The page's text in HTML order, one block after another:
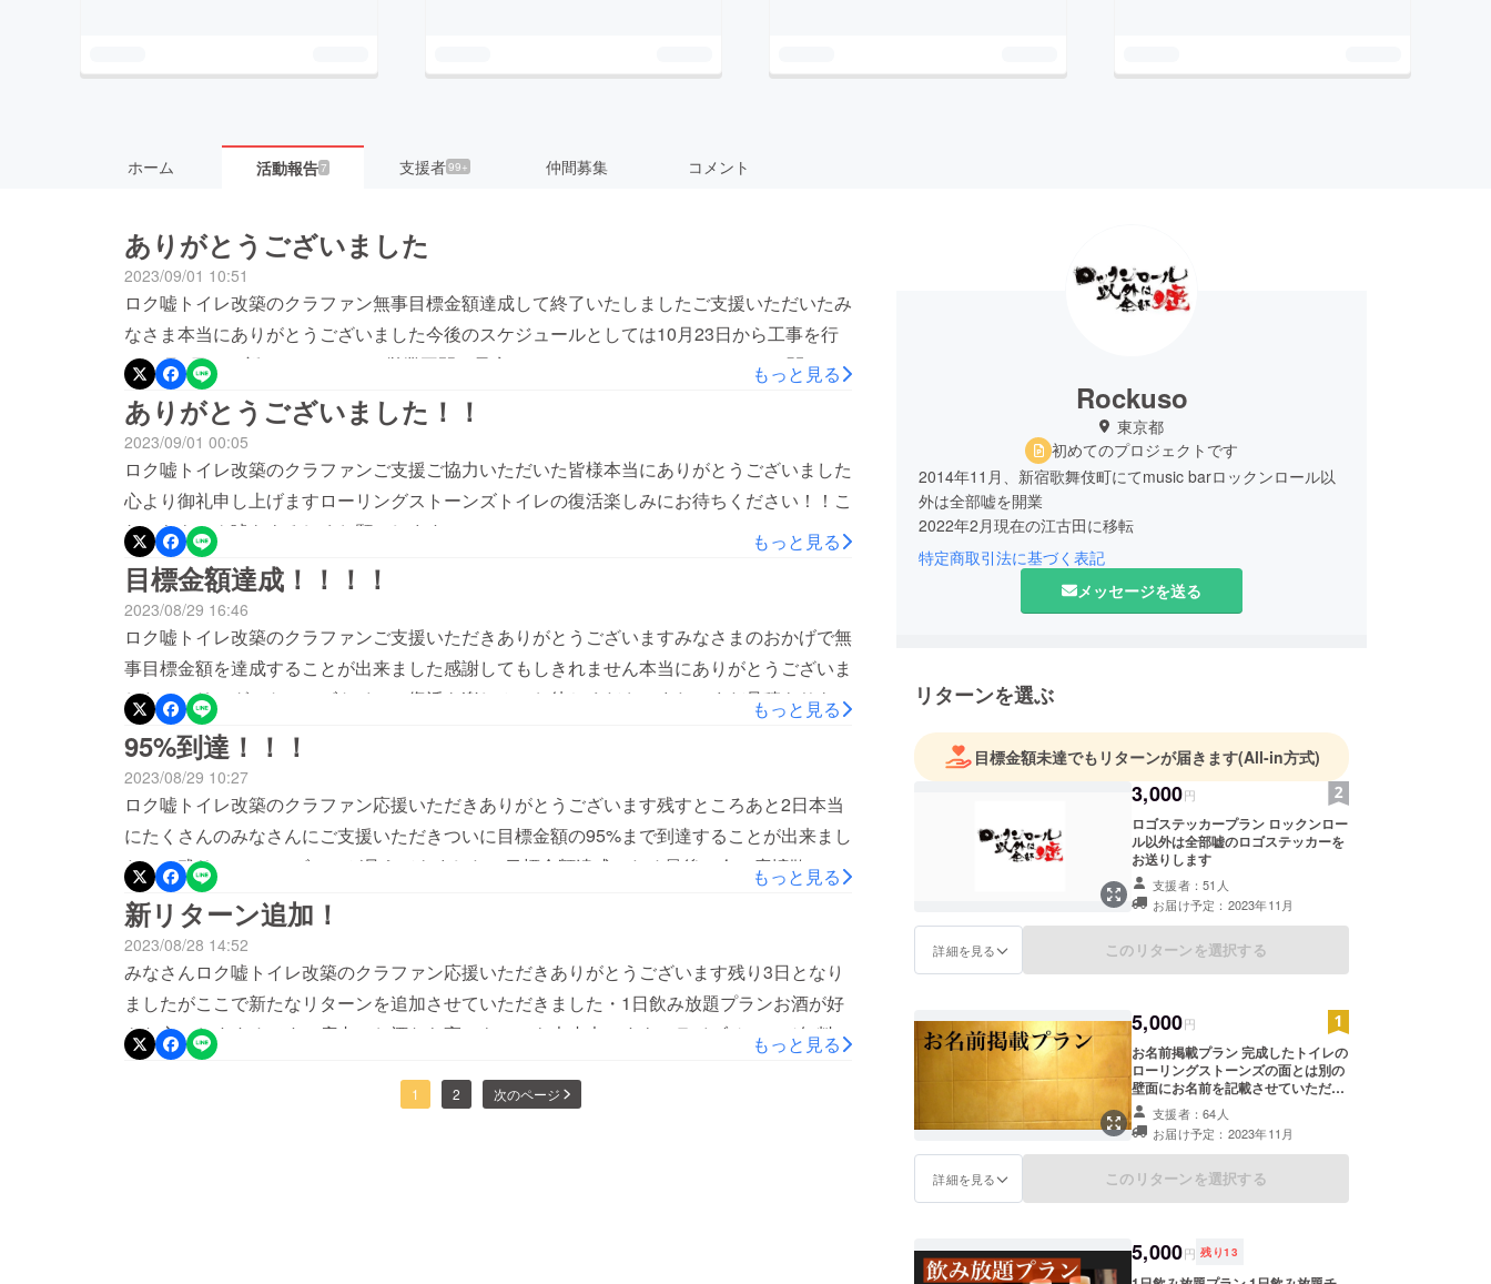
ホーム 活動報告7 支援者99+ 仲間募集 コメント
ありがとうございました
2023/09/01 10:51
ロク嘘トイレ改築のクラファン無事目標金額達成して終了いたしましたご支援いただいたみ
なさま本当にありがとうございました今後のスケジュールとしては10月23日から工事を行
い11月1日には新しいトイレでの営業再開を予定しておりますTシャツのリターンに関しま
してはトイレが完成してからの撮影、デザインとなりますので11月中旬〜下旬からの発送
となります少し先になってしまいますが楽しみにお待ちくださいステッカーやシャンパンチ
ケット、ライブチャージ無料チケットなどは早ければ今月中に発送出来るかと思いますどう
ぞよろしくお願いします
もっと見る
ありがとうございました！！
2023/09/01 00:05
ロク嘘トイレ改築のクラファンご支援ご協力いただいた皆様本当にありがとうございました
心より御礼申し上げますローリングストーンズトイレの復活楽しみにお待ちください！！こ
れからもロク嘘をよろしくお願いします！
もっと見る
目標金額達成！！！！
2023/08/29 16:46
ロク嘘トイレ改築のクラファンご支援いただきありがとうございますみなさまのおかげで無
事目標金額を達成することが出来ました感謝してもしきれません本当にありがとうございま
したローリングストーンズトイレの復活を楽しみにお待ちくださいまた、まだ見積もりを
取っていないのでなんとも言えないのですがさらなる支援が集まるようでしたら金額に応じ
て、入口ドアの修理、ギターアンプの修理にあてさせていただきたいと思います残り2日、
少しでも多くの金額を集められるよう頑張りますので引き続き応援よろしくお願いいたしま
もっと見る
95%到達！！！
2023/08/29 10:27
ロク嘘トイレ改築のクラファン応援いただきありがとうございます残すところあと2日本当
にたくさんのみなさんにご支援いただきついに目標金額の95%まで到達することが出来まし
た！！残り5%ついにゴールが見えてきました！目標金額達成のため最後に今一度拡散のご
協力よろしくお願いいたします！
もっと見る
新リターン追加！
2023/08/28 14:52
みなさんロク嘘トイレ改築のクラファン応援いただきありがとうございます残り3日となり
ましたがここで新たなリターンを追加させていただきました・1日飲み放題プランお酒が好
きな方におすすめです！店内のお酒なら高いものでも大丈夫ですよ・ライブチャージ無料プ
ラン(4日分)ライブ無料チケットを郵送します頻繁にライブに来る方はこれを買っておけば
損はありません！！・作曲プラン店主カトウタクミがあなたからいただいたテーマ、お題を
もっと見る
1 2 次のページ
Rockuso
東京都
初めてのプロジェクトです
2014年11月、新宿歌舞伎町にてmusic barロックンロール以
外は全部嘘を開業
2022年2月現在の江古田に移転
ほぼ毎日ライブイベントを開催しています国内ミュージシャ
ンのみならず過去にはスウェーデンのLast days of aprilやノ
お気軽に飲みにいらしてください
練馬区栄町4-8 福一ビル202
ロックンロール以外は全部嘘
特定商取引法に基づく表記
メッセージを送る
リターンを選ぶ
目標金額未達でもリターンが届きます(All-in方式)
3,000円
ロゴステッカープラン ロックンロー
ル以外は全部嘘のロゴステッカーを
お送りします
支援者：51人
お届け予定：2023年11月
詳細を見る このリターンを選択する
5,000円
お名前掲載プラン 完成したトイレの
ローリングストーンズの面とは別の
壁面にお名前を記載させていただき
ます。 備考欄にお名前をご記入くだ
さい。 ご来店は不要です。 スタッ
フがひとつひとつ心を込めて記載さ
せていただきます。 偽名でも構いま
せんが、公序良俗に反するニック
支援者：64人
お届け予定：2023年11月
詳細を見る このリターンを選択する
5,000円 残り13